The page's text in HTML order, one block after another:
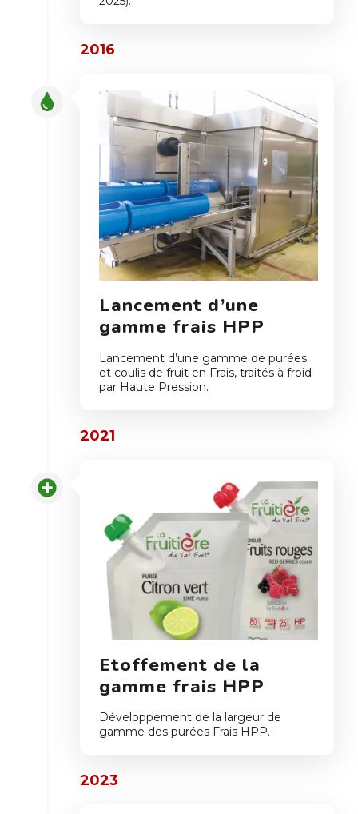
2016
Lancement d’une
gamme frais HPP
Lancement d’une gamme de purées
et coulis de fruit en Frais, traités à froid
par Haute Pression.
2021
Etoffement de la
gamme frais HPP
Développement de la largeur de
gamme des purées Frais HPP.
2023